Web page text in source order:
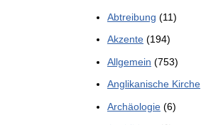
Abtreibung (11)
Akzente (194)
Allgemein (753)
Anglikanische Kirche
Archäologie (6)